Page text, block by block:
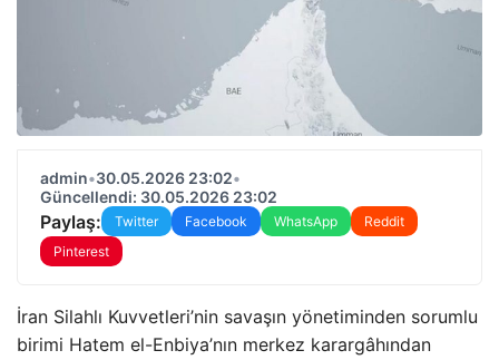
admin•30.05.2026 23:02•
Güncellendi: 30.05.2026 23:02
Paylaş: Twitter Facebook WhatsApp
Reddit
Pinterest
İran Silahlı Kuvvetleri’nin savaşın yönetiminden sorumlu
birimi Hatem el-Enbiya’nın merkez karargâhından